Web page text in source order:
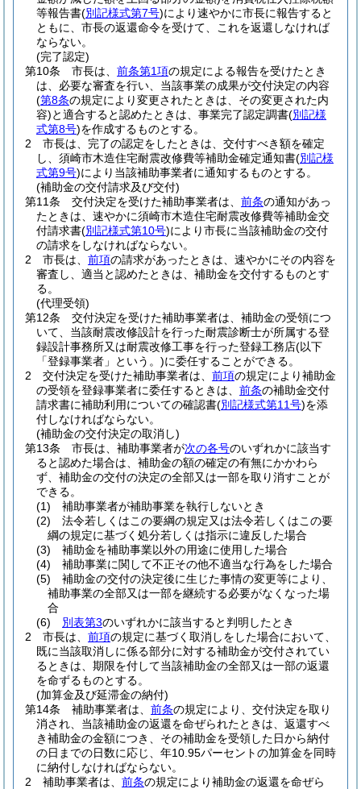
等報告書(別記様式第7号)により速やかに市長に報告すると
ともに、市長の返還命令を受けて、これを返還しなければ
ならない。
(完了認定)
第10条
市長は、 前条第1項の規定による報告を受けたとき
は、必要な審査を行い、当該事業の成果が交付決定の内容
(第8条の規定により変更されたときは、その変更された内
容)と適合すると認めたときは、事業完了認定調書(別記様
式第8号)を作成するものとする。
2
市長は、完了の認定をしたときは、交付すべき額を確定
し、須崎市木造住宅耐震改修費等補助金確定通知書(別記様
式第9号)により当該補助事業者に通知するものとする。
(補助金の交付請求及び交付)
第11条
交付決定を受けた補助事業者は、 前条の通知があっ
たときは、速やかに須崎市木造住宅耐震改修費等補助金交
付請求書(別記様式第10号)により市長に当該補助金の交付
の請求をしなければならない。
2
市長は、 前項の請求があったときは、速やかにその内容を
審査し、適当と認めたときは、補助金を交付するものとす
る。
(代理受領)
第12条
交付決定を受けた補助事業者は、補助金の受領につ
いて、当該耐震改修設計を行った耐震診断士が所属する登
録設計事務所又は耐震改修工事を行った登録工務店(以下
「登録事業者」という。)に委任することができる。
2
交付決定を受けた補助事業者は、 前項の規定により補助金
の受領を登録事業者に委任するときは、 前条の補助金交付
請求書に補助利用についての確認書(別記様式第11号)を添
付しなければならない。
(補助金の交付決定の取消し)
第13条
市長は、補助事業者が次の各号のいずれかに該当す
ると認めた場合は、補助金の額の確定の有無にかかわら
ず、補助金の交付の決定の全部又は一部を取り消すことが
できる。
(1)
補助事業者が補助事業を執行しないとき
(2)
法令若しくはこの要綱の規定又は法令若しくはこの要
綱の規定に基づく処分若しくは指示に違反した場合
(3)
補助金を補助事業以外の用途に使用した場合
(4)
補助事業に関して不正その他不適当な行為をした場合
(5)
補助金の交付の決定後に生じた事情の変更等により、
補助事業の全部又は一部を継続する必要がなくなった場
合
(6)
別表第3のいずれかに該当すると判明したとき
2
市長は、 前項の規定に基づく取消しをした場合において、
既に当該取消しに係る部分に対する補助金が交付されてい
るときは、期限を付して当該補助金の全部又は一部の返還
を命ずるものとする。
(加算金及び延滞金の納付)
第14条
補助事業者は、 前条の規定により、交付決定を取り
消され、当該補助金の返還を命ぜられたときは、返還すべ
き補助金の金額につき、その補助金を受領した日から納付
の日までの日数に応じ、年10.95パーセントの加算金を同時
に納付しなければならない。
2
補助事業者は、 前条の規定により補助金の返還を命ぜら